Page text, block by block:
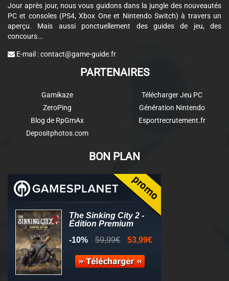
Jour après jour, nous vous guidons dans la jungle des nouveautés
PC et consoles (PS4, Xbox One et Nintendo Switch) à travers un
aperçu. Mais aussi ponctuellement des guides de jeu, des
concours...
E-mail :contact@game-guide.fr
PARTENAIRES
Gamikaze
ZeroPing
Blog de RpGmAx
Depositphotos.com
Télécharger Jeu PC
Génération Nintendo
Esportrecrutement.fr
BON PLAN